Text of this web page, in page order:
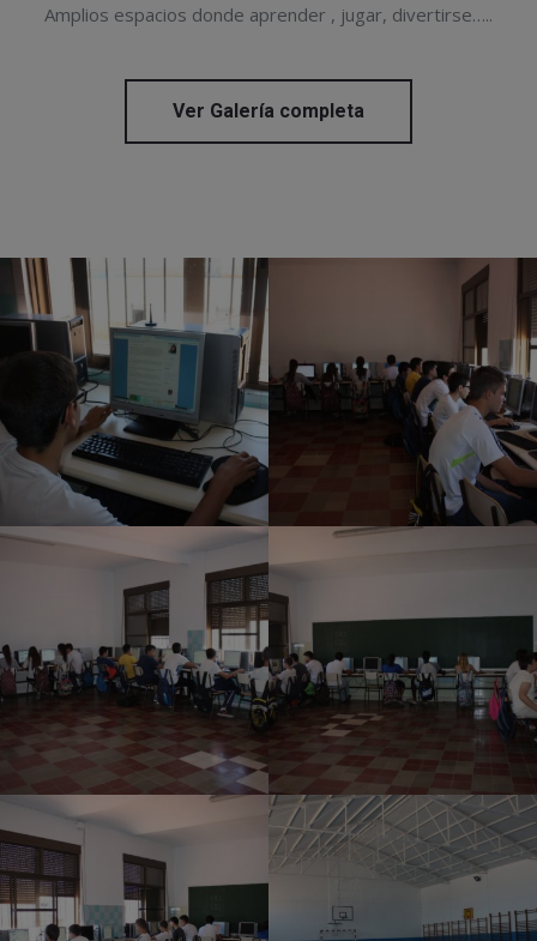
Amplios espacios donde aprender , jugar, divertirse…..
Ver Galería completa